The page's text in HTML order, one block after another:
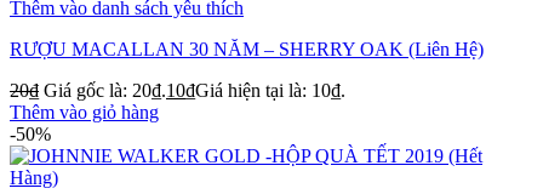
Thêm vào danh sách yêu thích
RƯỢU MACALLAN 30 NĂM – SHERRY OAK (Liên Hệ)
20₫ Giá gốc là: 20₫.10₫Giá hiện tại là: 10₫.
Thêm vào giỏ hàng
-50%